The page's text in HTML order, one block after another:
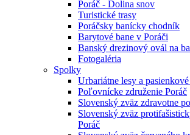
Poráč - Dolina snov
Turistické trasy
Poráčsky banícky chodník
Barytové bane v Poráči
Banský drezinový ovál na
Fotogaléria
Spolky
Urbariátne lesy a
Poľovnícke združenie Poráč
Slovenský zväz zdravotne
Slovenský zväz
Poráč